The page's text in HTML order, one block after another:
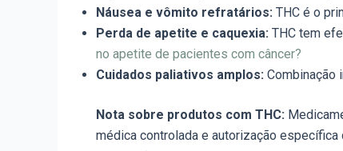
Náusea e vômito refratários: THC é o
Perda de apetite e caquexia: THC tem
no apetite de pacientes com câncer?
Cuidados paliativos amplos: Combinação
Nota sobre produtos com THC:
médica controlada e autorização